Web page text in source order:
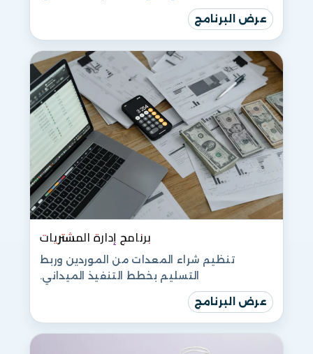
عرض البرنامج
برنامج إدارة المشتريات
تنظيم شراء المعدات من الموردين وربط
التسليم بخطط التنفيذ الميداني.
عرض البرنامج